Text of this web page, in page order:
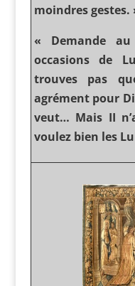
moindres gestes.
« Demande
occasions de
trouves pas
agrément pour
veut… Mais II
voulez bien les